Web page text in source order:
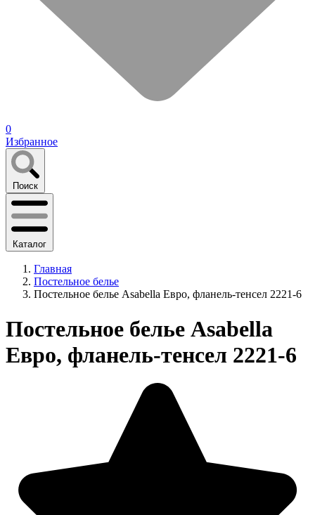
0
Избранное
Поиск
Каталог
Главная
Постельное белье
Постельное белье Asabella Евро, фланель-тенсел 2221-6
Постельное белье Asabella
Евро, фланель-тенсел 2221-6